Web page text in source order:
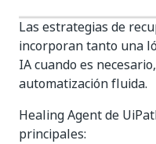
Las estrategias de
incorporan tanto una
IA cuando es
automatización fluida.
Healing Agent de
principales: